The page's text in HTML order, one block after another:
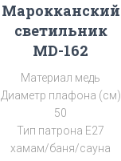
Марокканский
светильник
MD-162
Материал медь
Диаметр плафона (см)
50
Тип патрона Е27
хамам/баня/сауна